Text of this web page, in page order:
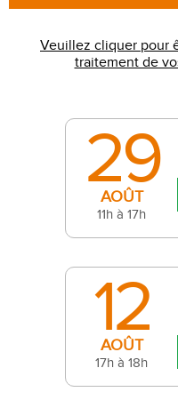
Veuillez cliquer pour
29
AOÛT
11h à 17h
12
AOÛT
17h à 18h